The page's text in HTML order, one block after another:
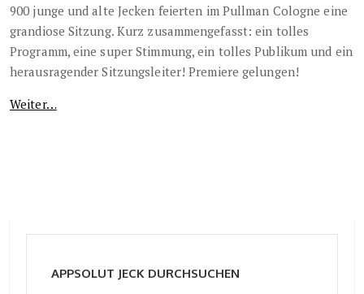
900 junge und alte Jecken feierten im Pullman Cologne eine
grandiose Sitzung. Kurz zusammengefasst: ein tolles
Programm, eine super Stimmung, ein tolles Publikum und ein
herausragender Sitzungsleiter! Premiere gelungen!
Weiter…
APPSOLUT JECK DURCHSUCHEN